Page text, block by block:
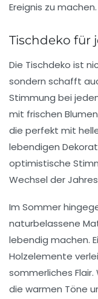
Ereignis zu machen.
Tischdeko für
Die Tischdeko ist
sondern schafft
Stimmung bei
mit frischen
die perfekt mit
lebendigen
optimistische
Wechsel der
Im Sommer
naturbelassene
lebendig machen.
Holzelemente
sommerliches Flair.
die warmen Töne